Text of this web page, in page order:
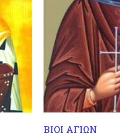
ΒΙΟΙ ΑΓΙΩΝ